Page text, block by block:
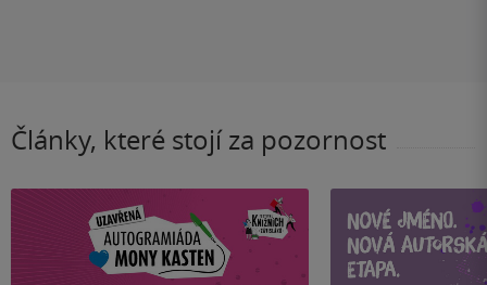
Články, které stojí za pozornost